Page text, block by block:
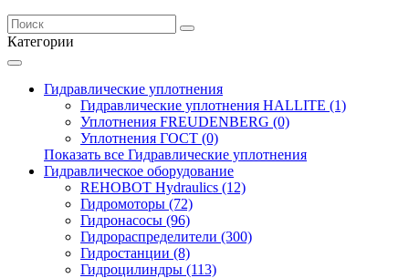
Категории
Гидравлические уплотнения
Гидравлические уплотнения HALLITE (1)
Уплотнения FREUDENBERG (0)
Уплотнения ГОСТ (0)
Показать все Гидравлические уплотнения
Гидравлическое оборудование
REHOBOT Hydraulics (12)
Гидромоторы (72)
Гидронасосы (96)
Гидрораспределители (300)
Гидростанции (8)
Гидроцилиндры (113)